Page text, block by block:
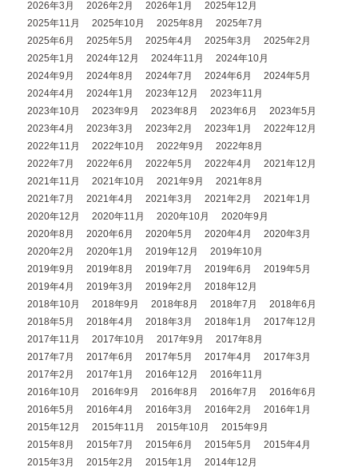
2026年3月
2026年2月 2026年1月
2025年12月
2025年11月
2025年10月 2025年8月
2025年7月
2025年6月
2025年5月 2025年4月 2025年3月
2025年2月
2025年1月
2024年12月 2024年11月
2024年10月
2024年9月
2024年8月 2024年7月 2024年6月
2024年5月
2024年4月
2024年1月 2023年12月
2023年11月
2023年10月
2023年9月 2023年8月 2023年6月
2023年5月
2023年4月
2023年3月 2023年2月 2023年1月
2022年12月
2022年11月
2022年10月 2022年9月
2022年8月
2022年7月
2022年6月 2022年5月 2022年4月
2021年12月
2021年11月
2021年10月 2021年9月
2021年8月
2021年7月
2021年4月 2021年3月 2021年2月
2021年1月
2020年12月
2020年11月 2020年10月
2020年9月
2020年8月
2020年6月 2020年5月 2020年4月
2020年3月
2020年2月
2020年1月 2019年12月
2019年10月
2019年9月
2019年8月 2019年7月 2019年6月
2019年5月
2019年4月
2019年3月 2019年2月
2018年12月
2018年10月
2018年9月 2018年8月 2018年7月
2018年6月
2018年5月
2018年4月 2018年3月 2018年1月
2017年12月
2017年11月
2017年10月 2017年9月
2017年8月
2017年7月
2017年6月 2017年5月 2017年4月
2017年3月
2017年2月
2017年1月 2016年12月
2016年11月
2016年10月
2016年9月 2016年8月 2016年7月
2016年6月
2016年5月
2016年4月 2016年3月 2016年2月
2016年1月
2015年12月
2015年11月 2015年10月
2015年9月
2015年8月
2015年7月 2015年6月 2015年5月
2015年4月
2015年3月
2015年2月 2015年1月
2014年12月